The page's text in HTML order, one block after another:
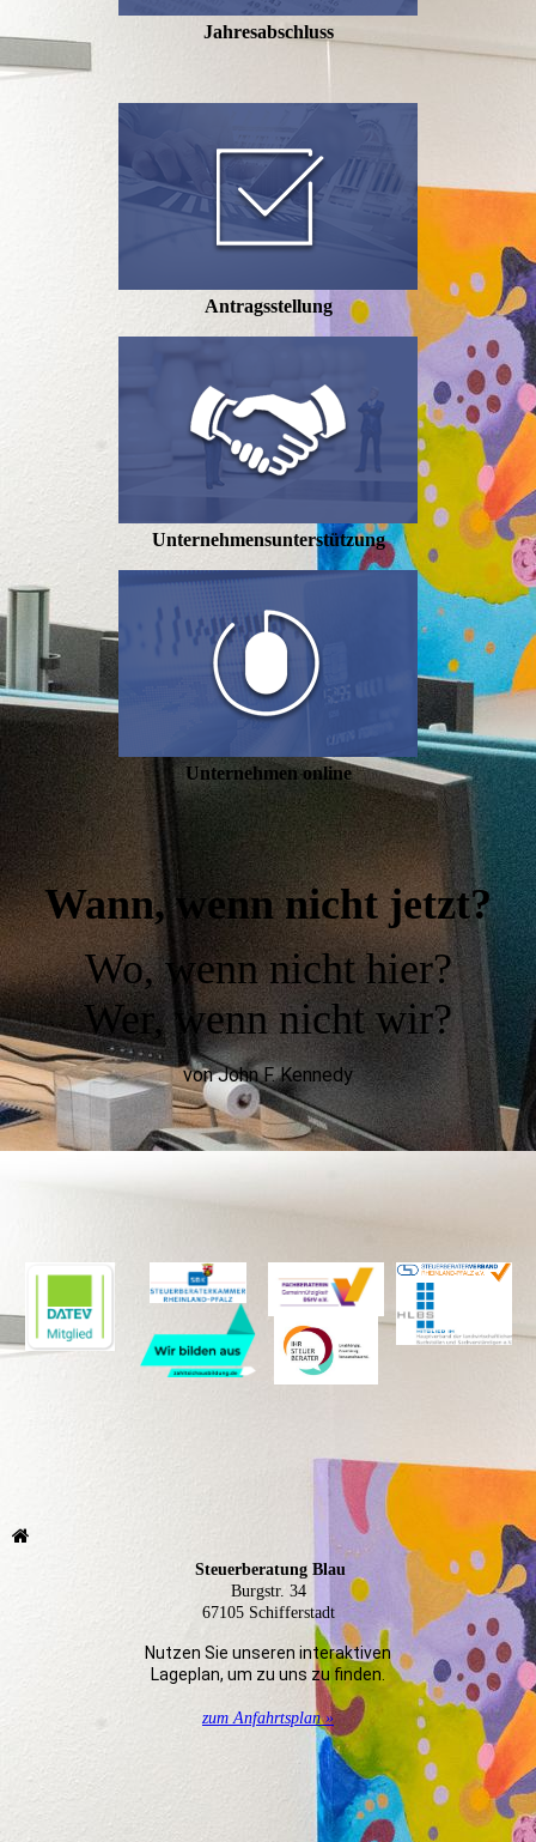
Jahresabschluss
Antragsstellung
Unternehmens­unterstützung
Unternehmen online
Wann, wenn nicht jetzt?
Wo, wenn nicht hier?
Wer, wenn nicht wir?
von John F. Kennedy
Steuerberatung Blau
Burgstr. 34
67105 Schifferstadt
Nutzen Sie unseren interaktiven
La­ge­plan, um zu uns zu finden.
zum Anfahrtsplan »